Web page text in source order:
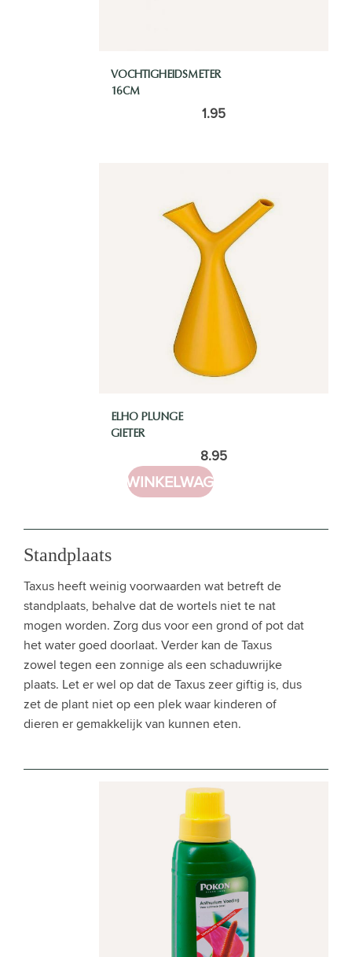
VOCHTIGHEIDSMETER
16CM
1.95
ELHO PLUNGE
GIETER
8.95
IN WINKELWAGEN
Standplaats
Taxus heeft weinig voorwaarden wat betreft de
standplaats, behalve dat de wortels niet te nat
mogen worden. Zorg dus voor een grond of pot dat
het water goed doorlaat. Verder kan de Taxus
zowel tegen een zonnige als een schaduwrijke
plaats. Let er wel op dat de Taxus zeer giftig is, dus
zet de plant niet op een plek waar kinderen of
dieren er gemakkelijk van kunnen eten.